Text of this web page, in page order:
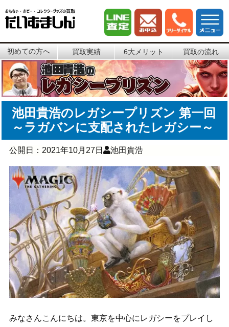
初めての方へ 買取実績 6大メリット 買取の流れ
池田貴浩のレガシープリズン 第一回
～ラガバンに支配されたレガシー～
公開日： 2021年10月27日 池田貴浩
みなさんこんにちは。東京を中心にレガシーをプレイし